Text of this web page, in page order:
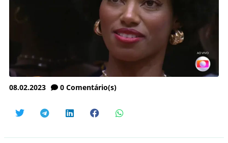
08.02.2023 0 Comentário(s)